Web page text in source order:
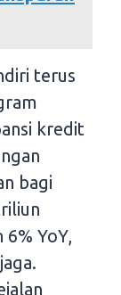
terus
kredit
bagi
YoY,